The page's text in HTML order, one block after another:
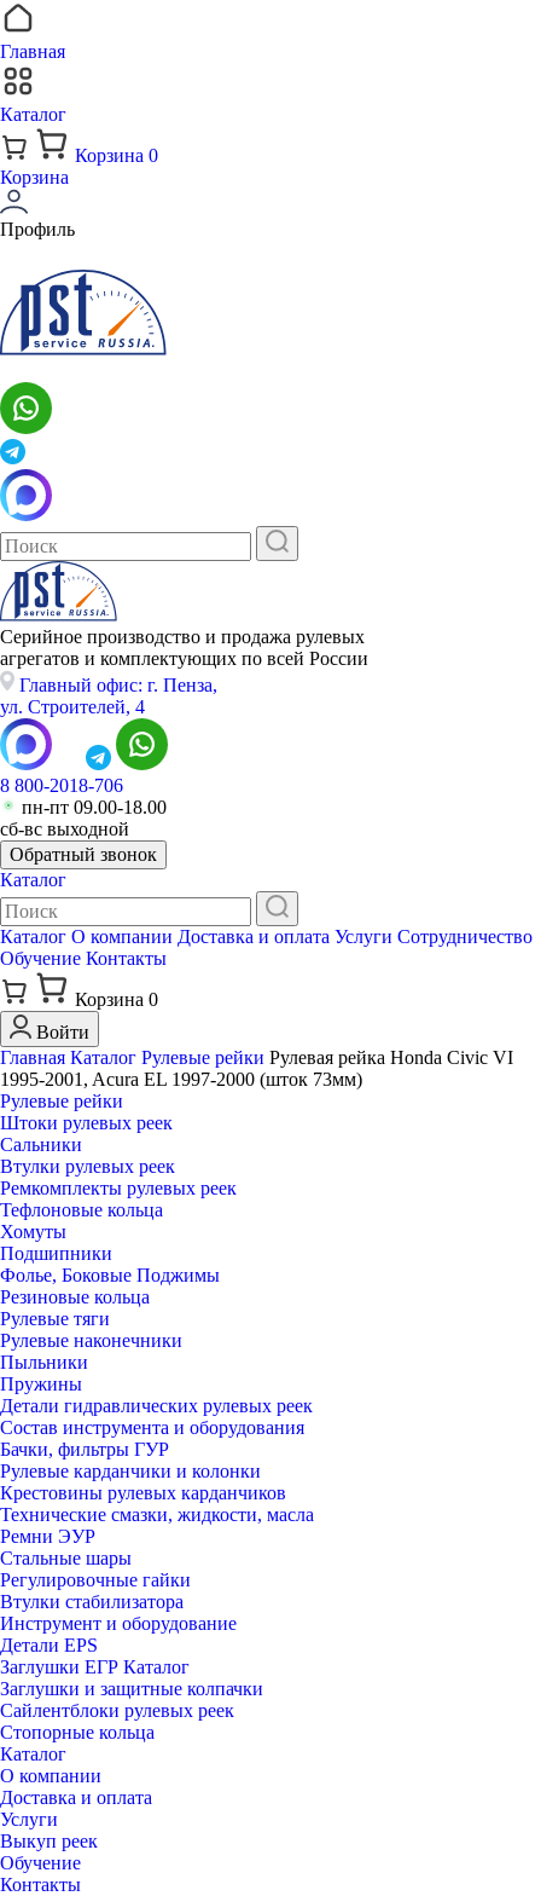
Главная
Каталог
Корзина 0
Корзина
Профиль
Серийное производство и продажа рулевых
агрегатов и комплектующих по всей России
Главный офис: г. Пенза,
ул. Строителей, 4
8 800-2018-706
пн-пт 09.00-18.00
сб-вс выходной
Обратный звонок
Каталог
Каталог О компании Доставка и оплата Услуги Сотрудничество
Обучение Контакты
Корзина 0
Войти
Главная Каталог Рулевые рейки Рулевая рейка Honda Civic VI
1995-2001, Acura EL 1997-2000 (шток 73мм)
Рулевые рейки
Штоки рулевых реек
Сальники
Втулки рулевых реек
Ремкомплекты рулевых реек
Тефлоновые кольца
Хомуты
Подшипники
Фолье, Боковые Поджимы
Резиновые кольца
Рулевые тяги
Рулевые наконечники
Пыльники
Пружины
Детали гидравлических рулевых реек
Состав инструмента и оборудования
Бачки, фильтры ГУР
Рулевые карданчики и колонки
Крестовины рулевых карданчиков
Технические смазки, жидкости, масла
Ремни ЭУР
Стальные шары
Регулировочные гайки
Втулки стабилизатора
Инструмент и оборудование
Детали EPS
Заглушки ЕГР Каталог
Заглушки и защитные колпачки
Сайлентблоки рулевых реек
Стопорные кольца
Каталог
О компании
Доставка и оплата
Услуги
Выкуп реек
Обучение
Контакты